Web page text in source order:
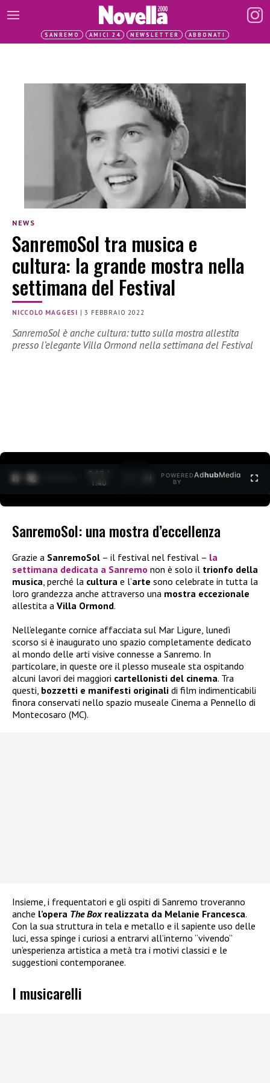
SANREMO AMICI 24 NEWSLETTER ABBONATI
NEWS
SanremoSol tra musica e
cultura: la grande mostra nella
settimana del Festival
NICCOLO MAGGESI |3 FEBBRAIO 2022
SanremoSol è anche cultura: tutto sulla mostra allestita
presso l’elegante Villa Ormond nella settimana del Festival
0:12 /
1:40
POWERED
BY
AdhubMedia
SanremoSol: una mostra d’eccellenza
Grazie a SanremoSol – il festival nel festival – la
settimana dedicata a Sanremo non è solo il trionfo della
musica, perché la cultura e l’arte sono celebrate in tutta la
loro grandezza anche attraverso una mostra eccezionale
allestita a Villa Ormond.
Nell’elegante cornice affacciata sul Mar Ligure, lunedì
scorso si è inaugurato uno spazio completamente dedicato
al mondo delle arti visive connesse a Sanremo. In
particolare, in queste ore il plesso museale sta ospitando
alcuni lavori dei maggiori cartellonisti del cinema. Tra
questi, bozzetti e manifesti originali di film indimenticabili
finora conservati nello spazio museale Cinema a Pennello di
Montecosaro (MC).
Insieme, i frequentatori e gli ospiti di Sanremo troveranno
anche l’opera The Boxrealizzata da Melanie Francesca.
Con la sua struttura in tela e metallo e il sapiente uso delle
luci, essa spinge i curiosi a entrarvi all’interno “vivendo”
un’esperienza artistica a metà tra i motivi classici e le
suggestioni contemporanee.
I musicarelli